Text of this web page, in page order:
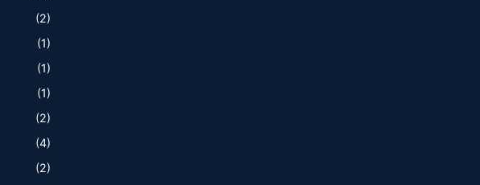
(2)
(1)
(1)
(1)
(2)
(4)
(2)